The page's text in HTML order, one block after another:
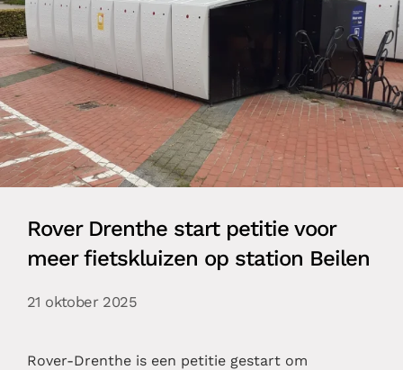
Rover Drenthe start petitie voor
meer fietskluizen op station Beilen
21 oktober 2025
Rover-Drenthe is een petitie gestart om